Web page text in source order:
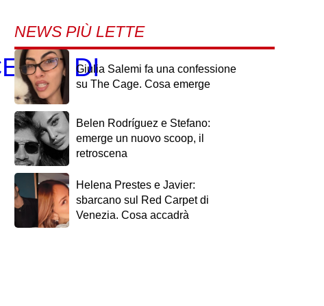
DI
NEWS PIÙ LETTE
Giulia Salemi fa una confessione
su The Cage. Cosa emerge
Belen Rodríguez e Stefano:
emerge un nuovo scoop, il
retroscena
Helena Prestes e Javier:
sbarcano sul Red Carpet di
Venezia. Cosa accadrà